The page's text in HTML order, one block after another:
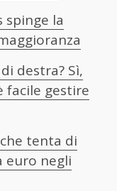
spinge la
destra? Sì,
facile gestire
tenta di
euro negli